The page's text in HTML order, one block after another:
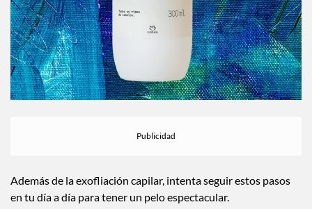
Además de la exofliación capilar, intenta seguir estos pasos